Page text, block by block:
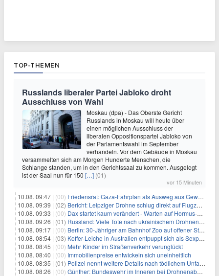
TOP-THEMEN
Russlands liberaler Partei Jabloko droht
Ausschluss von Wahl
Moskau (dpa) - Das Oberste Gericht
Russlands in Moskau will heute über
einen möglichen Ausschluss der
liberalen Oppositionspartei Jabloko von
der Parlamentswahl im September
verhandeln. Vor dem Gebäude in Moskau
versammelten sich am Morgen Hunderte Menschen, die
Schlange standen, um in den Gerichtssaal zu kommen. Ausgelegt
ist der Saal nun für 150 […] (01)
vor 15 Minuten
10.08. 09:47 | (00) Friedensrat: Gaza-Fahrplan als Ausweg aus Gewaltspirale
10.08. 09:39 | (02) Bericht: Leipziger Drohne schlug direkt auf Flugzeug ein
10.08. 09:33 | (00) Dax startet kaum verändert - Warten auf Hormus-Öffnung geht weiter
10.08. 09:26 | (01) Russland: Viele Tote nach ukrainischem Drohnenangriff
10.08. 09:17 | (00) Berlin: 30-Jähriger am Bahnhof Zoo auf offener Straße erschossen
10.08. 08:54 | (03) Koffer-Leiche in Australien entpuppt sich als Sexpuppe
10.08. 08:45 | (00) Mehr Kinder im Straßenverkehr verunglückt
10.08. 08:40 | (00) Immobilienpreise entwickeln sich uneinheitlich
10.08. 08:35 | (01) Polizei nennt weitere Details nach tödlichem Unfall auf B470
10.08. 08:26 | (00) Günther: Bundeswehr im Inneren bei Drohnenabwehr einsetzen